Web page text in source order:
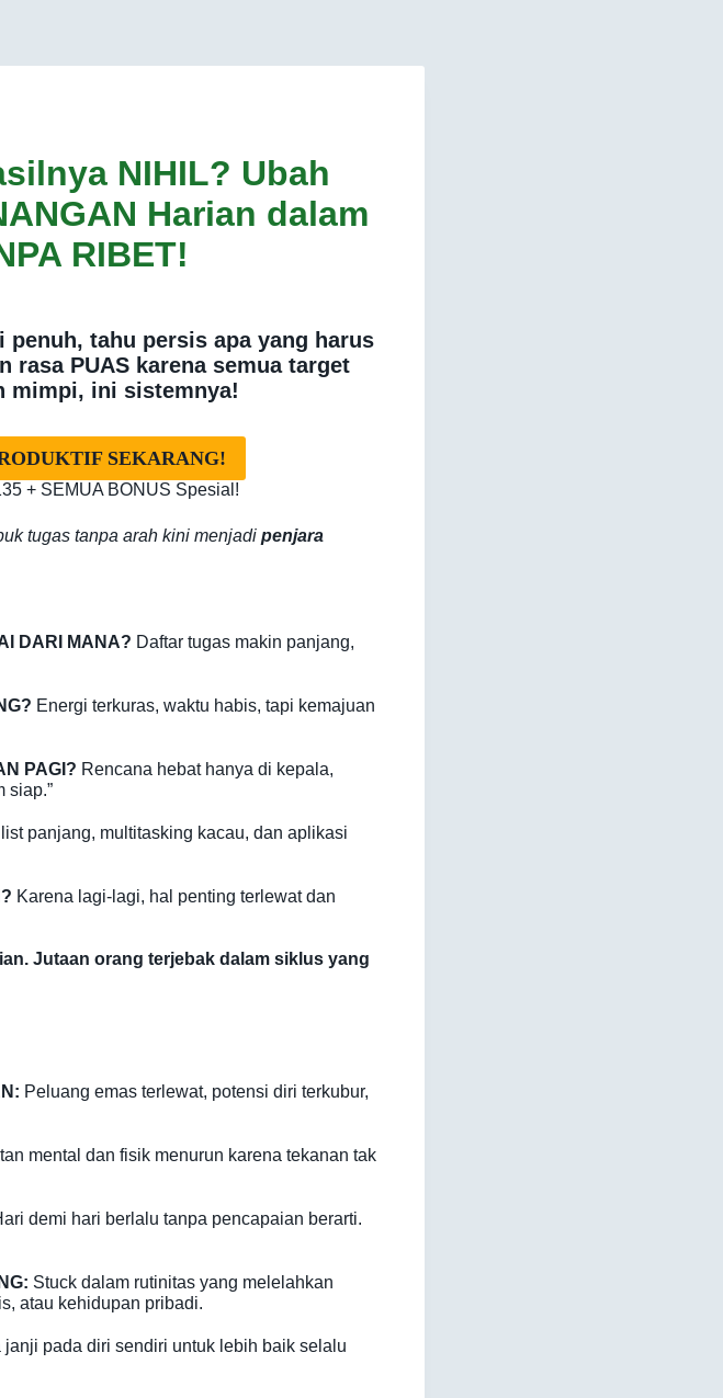
NIHIL? Ubah
Harian dalam
RIBET!
penuh, tahu persis apa yang harus
rasa PUAS karena semua target
mimpi, ini sistemnya!
SEKARANG!
+ SEMUA BONUS Spesial!
tugas tanpa arah kini menjadi penjara
DARI MANA? Daftar tugas makin panjang,
Energi terkuras, waktu habis, tapi kemajuan
PAGI? Rencana hebat hanya di kepala,
siap.”
panjang, multitasking kacau, dan aplikasi
Karena lagi-lagi, hal penting terlewat dan
Jutaan orang terjebak dalam siklus yang
Peluang emas terlewat, potensi diri terkubur,
mental dan fisik menurun karena tekanan tak
demi hari berlalu tanpa pencapaian berarti.
Stuck dalam rutinitas yang melelahkan
atau kehidupan pribadi.
janji pada diri sendiri untuk lebih baik selalu